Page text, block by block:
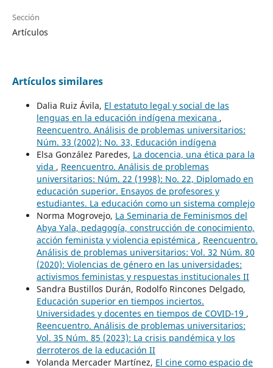
Sección
Artículos
Artículos similares
Dalia Ruiz Ávila, El estatuto legal y social de las
lenguas en la educación indígena mexicana ,
Reencuentro. Análisis de problemas universitarios:
Núm. 33 (2002): No. 33, Educación indígena
Elsa González Paredes, La docencia, una ética para la
vida , Reencuentro. Análisis de problemas
universitarios: Núm. 22 (1998): No. 22, Diplomado en
educación superior. Ensayos de profesores y
estudiantes. La educación como un sistema complejo
Norma Mogrovejo, La Seminaria de Feminismos del
Abya Yala, pedagogía, construcción de conocimiento,
acción feminista y violencia epistémica , Reencuentro.
Análisis de problemas universitarios: Vol. 32 Núm. 80
(2020): Violencias de género en las universidades:
activismos feministas y respuestas institucionales II
Sandra Bustillos Durán, Rodolfo Rincones Delgado,
Educación superior en tiempos inciertos.
Universidades y docentes en tiempos de COVID-19 ,
Reencuentro. Análisis de problemas universitarios:
Vol. 35 Núm. 85 (2023): La crisis pandémica y los
derroteros de la educación II
Yolanda Mercader Martínez, El cine como espacio de